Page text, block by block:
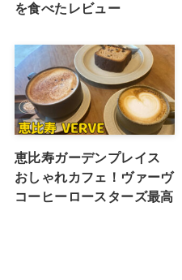
を食べたレビュー
恵比寿ガーデンプレイス
おしゃれカフェ！ヴァーヴ
コーヒーロースターズ最高